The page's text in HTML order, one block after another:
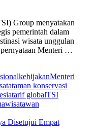
Group menyatakan
pemerintah dalam
wisata unggulan
pernyataan Menteri …
kebijakanMenteri
taman konservasi
tarif globalTSI
wisatawan